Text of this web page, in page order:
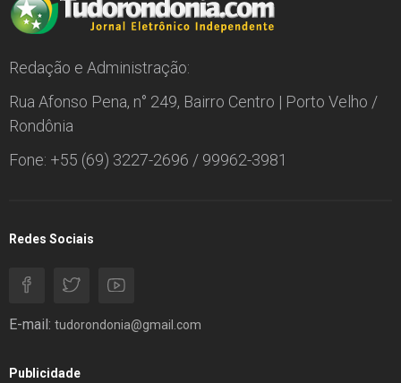
Redação e Administração:
Rua Afonso Pena, n° 249, Bairro Centro | Porto Velho /
Rondônia
Fone: +55 (69) 3227-2696 / 99962-3981
Redes Sociais
E-mail: tudorondonia@gmail.com
Publicidade